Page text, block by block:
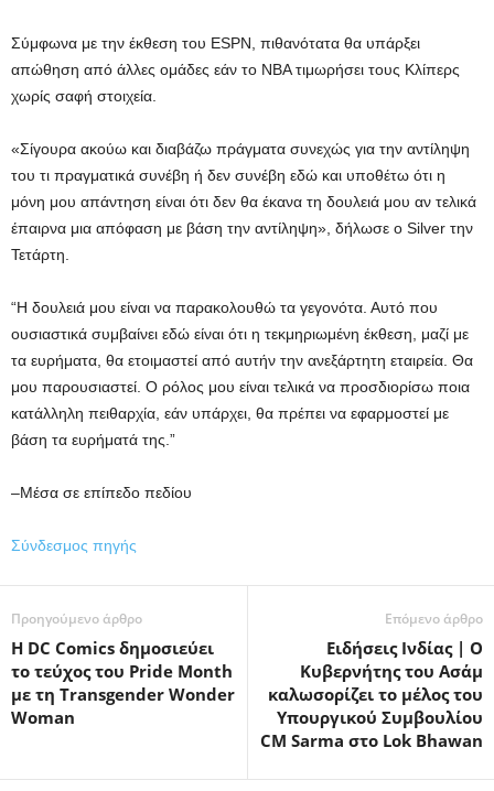
Σύμφωνα με την έκθεση του ESPN, πιθανότατα θα υπάρξει
απώθηση από άλλες ομάδες εάν το ΝΒΑ τιμωρήσει τους Κλίπερς
χωρίς σαφή στοιχεία.
«Σίγουρα ακούω και διαβάζω πράγματα συνεχώς για την αντίληψη
του τι πραγματικά συνέβη ή δεν συνέβη εδώ και υποθέτω ότι η
μόνη μου απάντηση είναι ότι δεν θα έκανα τη δουλειά μου αν τελικά
έπαιρνα μια απόφαση με βάση την αντίληψη», δήλωσε ο Silver την
Τετάρτη.
“Η δουλειά μου είναι να παρακολουθώ τα γεγονότα. Αυτό που
ουσιαστικά συμβαίνει εδώ είναι ότι η τεκμηριωμένη έκθεση, μαζί με
τα ευρήματα, θα ετοιμαστεί από αυτήν την ανεξάρτητη εταιρεία. Θα
μου παρουσιαστεί. Ο ρόλος μου είναι τελικά να προσδιορίσω ποια
κατάλληλη πειθαρχία, εάν υπάρχει, θα πρέπει να εφαρμοστεί με
βάση τα ευρήματά της.”
–Μέσα σε επίπεδο πεδίου
Σύνδεσμος πηγής
Προηγούμενο άρθρο
Η DC Comics δημοσιεύει
το τεύχος του Pride Month
με τη Transgender Wonder
Woman
Επόμενο άρθρο
Ειδήσεις Ινδίας | Ο
Κυβερνήτης του Ασάμ
καλωσορίζει το μέλος του
Υπουργικού Συμβουλίου
CM Sarma στο Lok Bhawan